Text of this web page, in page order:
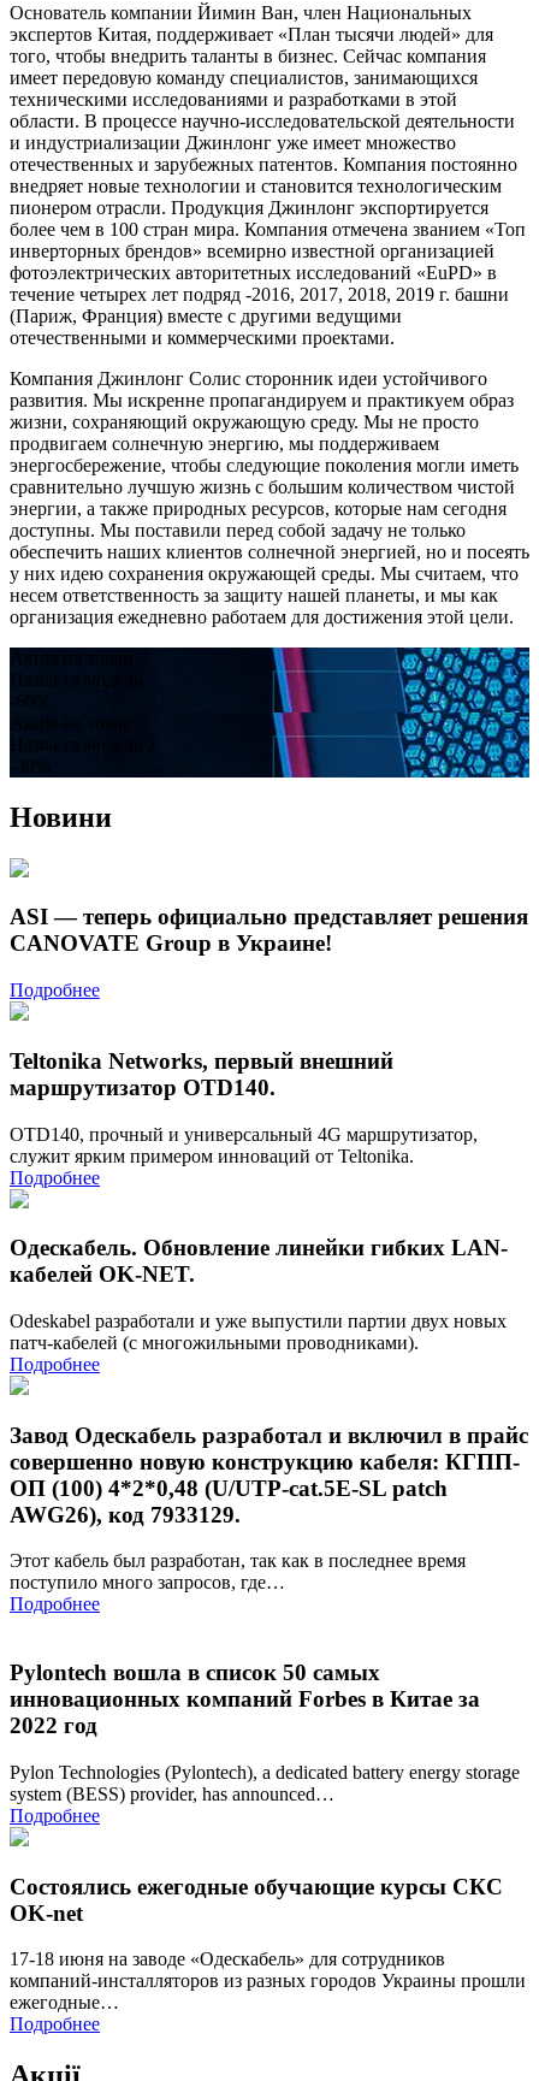
Основатель компании Йимин Ван, член Национальных
экспертов Китая, поддерживает «План тысячи людей» для
того, чтобы внедрить таланты в бизнес. Сейчас компания
имеет передовую команду специалистов, занимающихся
техническими исследованиями и разработками в этой
области. В процессе научно-исследовательской деятельности
и индустриализации Джинлонг уже имеет множество
отечественных и зарубежных патентов. Компания постоянно
внедряет новые технологии и становится технологическим
пионером отрасли. Продукция Джинлонг экспортируется
более чем в 100 стран мира. Компания отмечена званием «Топ
инверторных брендов» всемирно известной организацией
фотоэлектрических авторитетных исследований «EuPD» в
течение четырех лет подряд -2016, 2017, 2018, 2019 г. башни
(Париж, Франция) вместе с другими ведущими
отечественными и коммерческими проектами.
Компания Джинлонг Солис сторонник идеи устойчивого
развития. Мы искренне пропагандируем и практикуем образ
жизни, сохраняющий окружающую среду. Мы не просто
продвигаем солнечную энергию, мы поддерживаем
энергосбережение, чтобы следующие поколения могли иметь
сравнительно лучшую жизнь с большим количеством чистой
энергии, а также природных ресурсов, которые нам сегодня
доступны. Мы поставили перед собой задачу не только
обеспечить наших клиентов солнечной энергией, но и посеять
у них идею сохранения окружающей среды. Мы считаем, что
несем ответственность за защиту нашей планеты, и мы как
организация ежедневно работаем для достижения этой цели.
Акція на товар
Назва та модель
-60%
Акція на товар
Назва та модель 2
-30%
Новини
ASI — теперь официально представляет решения
CANOVATE Group в Украине!
Подробнее
Teltonika Networks, первый внешний
маршрутизатор OTD140.
OTD140, прочный и универсальный 4G маршрутизатор,
служит ярким примером инноваций от Teltonika.
Подробнее
Одескабель. Обновление линейки гибких LAN-
кабелей OK-NET.
Odeskabel разработали и уже выпустили партии двух новых
патч-кабелей (с многожильными проводниками).
Подробнее
Завод Одескабель разработал и включил в прайс
совершенно новую конструкцию кабеля: КГПП-
ОП (100) 4*2*0,48 (U/UTP-cat.5E-SL patch
AWG26), код 7933129.
Этот кабель был разработан, так как в последнее время
поступило много запросов, где…
Подробнее
Pylontech вошла в список 50 самых
инновационных компаний Forbes в Китае за
2022 год
Pylon Technologies (Pylontech), a dedicated battery energy storage
system (BESS) provider, has announced…
Подробнее
Состоялись ежегодные обучающие курсы СКС
OK-net
17-18 июня на заводе «Одескабель» для сотрудников
компаний-инсталляторов из разных городов Украины прошли
ежегодные…
Подробнее